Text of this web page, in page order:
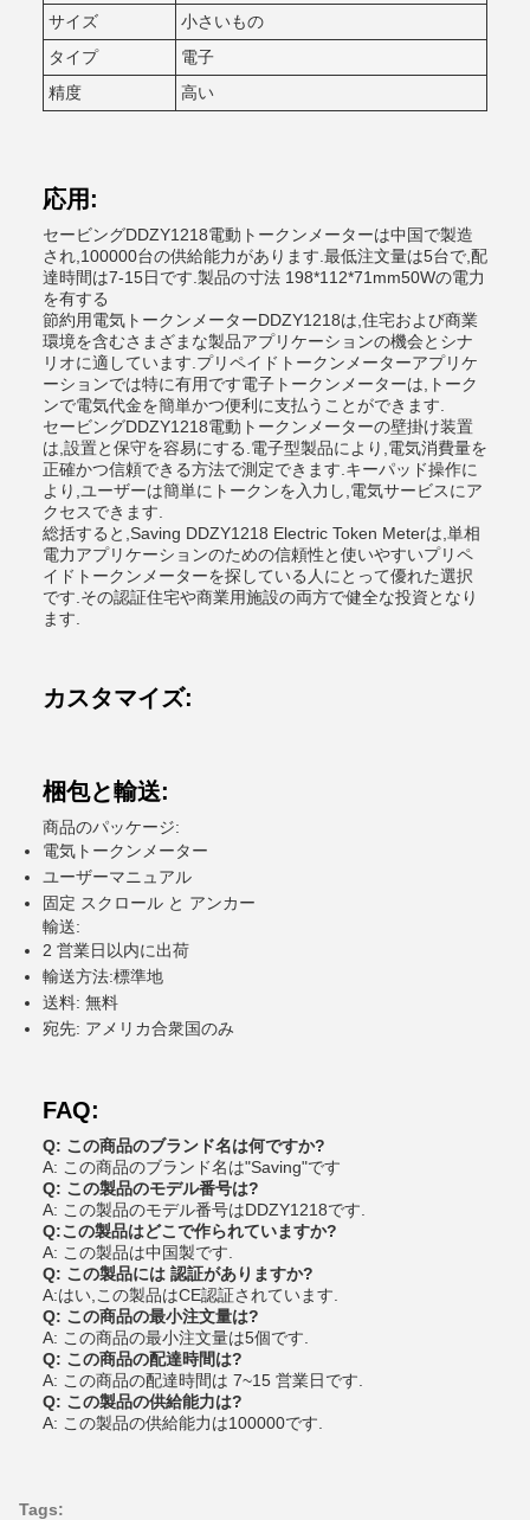
サイズ
小さいもの
タイプ
電子
精度
高い
応用:
セービングDDZY1218電動トークンメーターは中国で製造
され,100000台の供給能力があります.最低注文量は5台で,配
達時間は7-15日です.製品の寸法 198*112*71mm50Wの電力
を有する
節約用電気トークンメーターDDZY1218は,住宅および商業
環境を含むさまざまな製品アプリケーションの機会とシナ
リオに適しています.プリペイドトークンメーターアプリケ
ーションでは特に有用です電子トークンメーターは,トーク
ンで電気代金を簡単かつ便利に支払うことができます.
セービングDDZY1218電動トークンメーターの壁掛け装置
は,設置と保守を容易にする.電子型製品により,電気消費量を
正確かつ信頼できる方法で測定できます.キーパッド操作に
より,ユーザーは簡単にトークンを入力し,電気サービスにア
クセスできます.
総括すると,Saving DDZY1218 Electric Token Meterは,単相
電力アプリケーションのための信頼性と使いやすいプリペ
イドトークンメーターを探している人にとって優れた選択
です.その認証住宅や商業用施設の両方で健全な投資となり
ます.
カスタマイズ:
梱包と輸送:
商品のパッケージ:
電気トークンメーター
ユーザーマニュアル
固定 スクロール と アンカー
輸送:
2 営業日以内に出荷
輸送方法:標準地
送料: 無料
宛先: アメリカ合衆国のみ
FAQ:
Q: この商品のブランド名は何ですか?
A: この商品のブランド名は"Saving"です
Q: この製品のモデル番号は?
A: この製品のモデル番号はDDZY1218です.
Q:この製品はどこで作られていますか?
A: この製品は中国製です.
Q: この製品には 認証がありますか?
A:はい,この製品はCE認証されています.
Q: この商品の最小注文量は?
A: この商品の最小注文量は5個です.
Q: この商品の配達時間は?
A: この商品の配達時間は 7~15 営業日です.
Q: この製品の供給能力は?
A: この製品の供給能力は100000です.
Tags: